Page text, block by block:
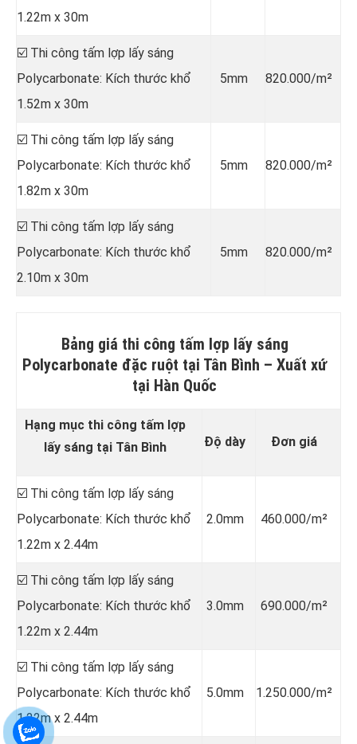
1.22m x 30m
☑️ Thi công tấm lợp lấy sáng
Polycarbonate: Kích thước khổ
1.52m x 30m
5mm 820.000/m²
☑️ Thi công tấm lợp lấy sáng
Polycarbonate: Kích thước khổ
1.82m x 30m
5mm 820.000/m²
☑️ Thi công tấm lợp lấy sáng
Polycarbonate: Kích thước khổ
2.10m x 30m
5mm 820.000/m²
Bảng giá thi công tấm lợp lấy sáng
Polycarbonate đặc ruột tại Tân Bình – Xuất xứ
tại Hàn Quốc
Hạng mục thi công tấm lợp
lấy sáng tại Tân Bình
Độ dày Đơn giá
☑️ Thi công tấm lợp lấy sáng
Polycarbonate: Kích thước khổ
1.22m x 2.44m
2.0mm 460.000/m²
☑️ Thi công tấm lợp lấy sáng
Polycarbonate: Kích thước khổ
1.22m x 2.44m
3.0mm 690.000/m²
☑️ Thi công tấm lợp lấy sáng
Polycarbonate: Kích thước khổ
1.22m x 2.44m
5.0mm 1.250.000/m²